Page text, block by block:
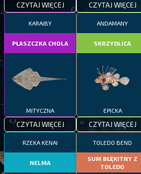
CZYTAJ WIĘCEJ CZYTAJ WIĘCEJ
KARAIBY
PŁASZCZKA CHOLA
MITYCZNA
CZYTAJ WIĘCEJ
ANDAMANY
SKRZYDLICA
EPICKA
CZYTAJ WIĘCEJ
RZEKA KENAI
NELMA
TOLEDO BEND
SUM BŁĘKITNY Z
TOLEDO